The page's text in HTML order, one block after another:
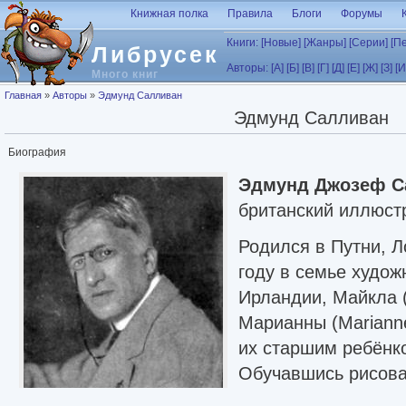
Перейти к основному содержанию
Либрусек
Много книг
Книжная полка Правила Блоги Форумы
Книги: [Новые] [Жанры] [Серии]
Авторы: [А] [Б] [В] [Г] [Д] [Е] [Ж] [З]
Вы здесь
Главная » Авторы » Эдмунд Салливан
Эдмунд Салливан
Биография
Эдмунд Джозеф
британский
Родился в Путни,
году в семье
Ирландии, Майкла
Марианны
их старшим
Обучавшись